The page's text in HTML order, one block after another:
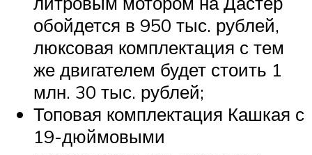
обойдется в 950 тыс. рублей,
люксовая комплектация с тем
же двигателем будет стоить 1
млн. 30 тыс. рублей;
Топовая комплектация Кашкая с
19-дюймовыми